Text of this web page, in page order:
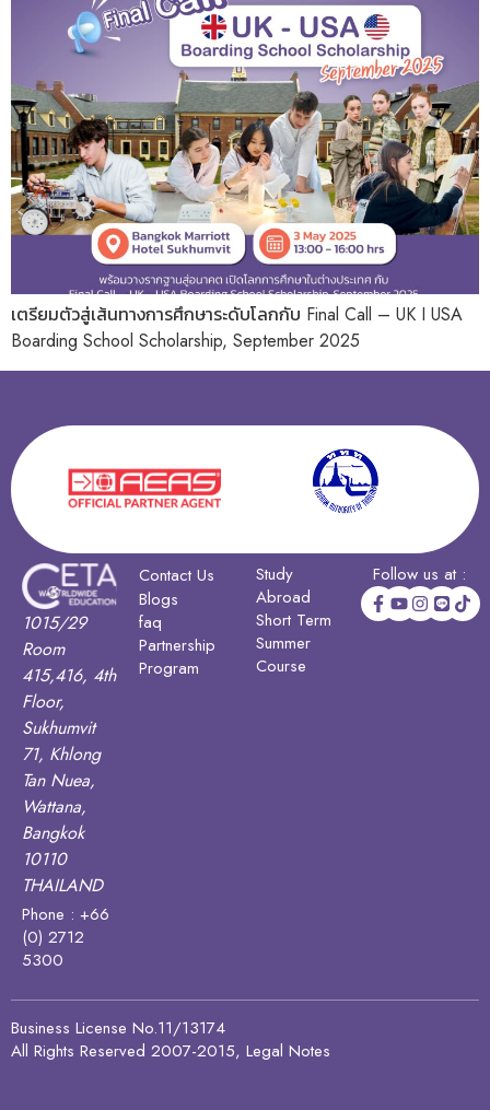
เตรียมตัวสู่เส้นทางการศึกษาระดับโลกกับ Final Call – UK I USA
Boarding School Scholarship, September 2025
1015/29
Room
415,416, 4th
Floor,
Sukhumvit
71, Khlong
Tan Nuea,
Wattana,
Bangkok
10110
THAILAND
Phone : +66
(0) 2712
5300
Contact Us
Blogs
faq
Partnership
Program
Study
Abroad
Short Term
Summer
Course
Follow us at :
Business License No.11/13174
All Rights Reserved 2007-2015, Legal Notes